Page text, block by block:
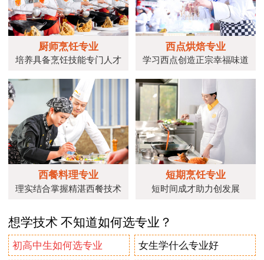
厨师烹饪专业
培养具备烹饪技能专门人才
西点烘焙专业
学习西点创造正宗幸福味道
西餐料理专业
理实结合掌握精湛西餐技术
短期烹饪专业
短时间成才助力创发展
想学技术 不知道如何选专业？
初高中生如何选专业 女生学什么专业好